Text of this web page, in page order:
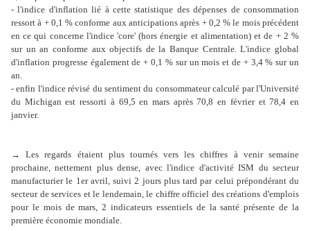
- l'indice d'inflation lié à cette statistique des dépenses de consommation
ressort à + 0,1 % conforme aux anticipations après + 0,2 % le mois précédent
en ce qui concerne l'indice 'core' (hors énergie et alimentation) et de + 2 %
sur un an conforme aux objectifs de la Banque Centrale. L'indice global
d'inflation progresse également de + 0,1 % sur un mois et de + 3,4 % sur un
an.
- enfin l'indice révisé du sentiment du consommateur calculé par l'Université
du Michigan est ressorti à 69,5 en mars après 70,8 en février et 78,4 en
janvier.
→
Les regards étaient plus tournés vers les chiffres à venir semaine
prochaine, nettement plus dense, avec l'indice d'activité ISM du secteur
manufacturier le 1er avril, suivi 2 jours plus tard par celui prépondérant du
secteur de services et le lendemain, le chiffre officiel des créations d'emplois
pour le mois de mars, 2 indicateurs essentiels de la santé présente de la
première économie mondiale.